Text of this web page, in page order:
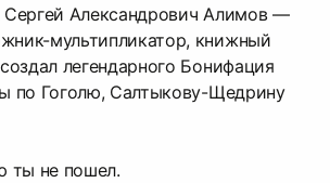
Александрович Алимов —
мультипликатор, книжный
легендарного Бонифация
по Гоголю, Салтыкову-Щедрину
ты не пошел.